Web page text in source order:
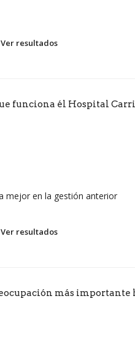
Ver resultados
funciona él Hospital
mejor en la gestión anterior
Ver resultados
más importante